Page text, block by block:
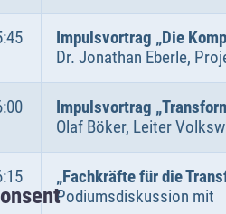
Impulsvortrag „Die
Dr. Jonathan Eberle,
Impulsvortrag
Olaf Böker, Leiter
„Fachkräfte für die
Podiumsdiskussion mit